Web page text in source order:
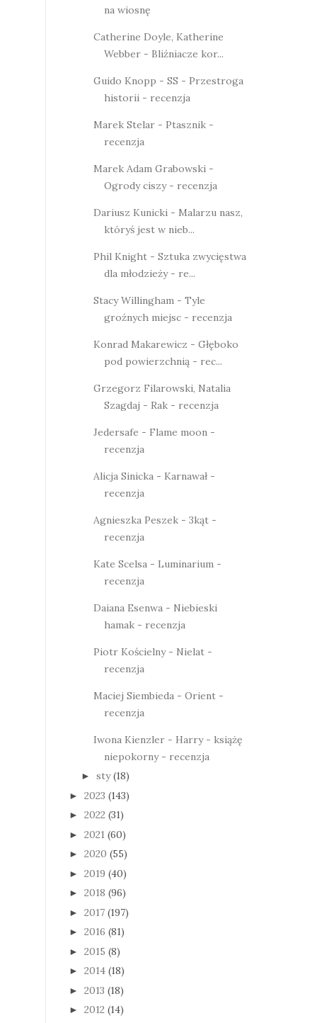
na wiosnę
Catherine Doyle, Katherine
Webber - Bliźniacze kor...
Guido Knopp - SS - Przestroga
historii - recenzja
Marek Stelar - Ptasznik -
recenzja
Marek Adam Grabowski -
Ogrody ciszy - recenzja
Dariusz Kunicki - Malarzu nasz,
któryś jest w nieb...
Phil Knight - Sztuka zwycięstwa
dla młodzieży - re...
Stacy Willingham - Tyle
groźnych miejsc - recenzja
Konrad Makarewicz - Głęboko
pod powierzchnią - rec...
Grzegorz Filarowski, Natalia
Szagdaj - Rak - recenzja
Jedersafe - Flame moon -
recenzja
Alicja Sinicka - Karnawał -
recenzja
Agnieszka Peszek - 3kąt -
recenzja
Kate Scelsa - Luminarium -
recenzja
Daiana Esenwa - Niebieski
hamak - recenzja
Piotr Kościelny - Nielat -
recenzja
Maciej Siembieda - Orient -
recenzja
Iwona Kienzler - Harry - książę
niepokorny - recenzja
► sty (18)
► 2023 (143)
► 2022 (31)
► 2021 (60)
► 2020 (55)
► 2019 (40)
► 2018 (96)
► 2017 (197)
► 2016 (81)
► 2015 (8)
► 2014 (18)
► 2013 (18)
► 2012 (14)